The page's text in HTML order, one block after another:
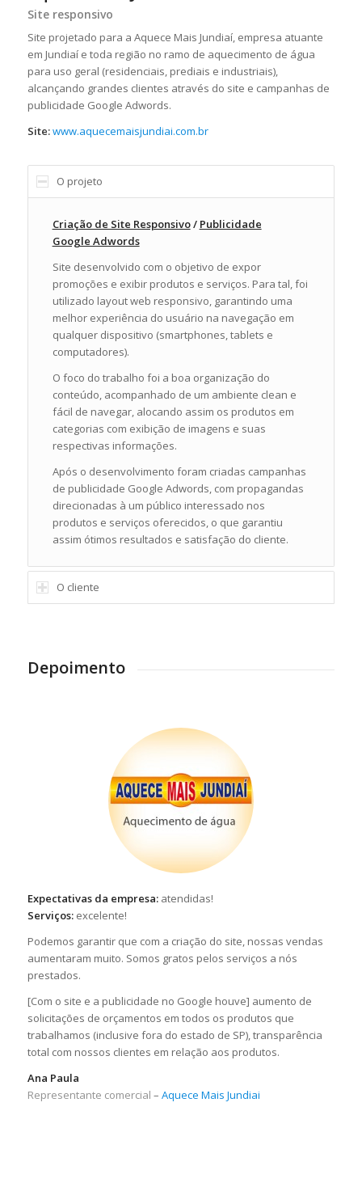
Site responsivo
Site projetado para a Aquece Mais Jundiaí, empresa atuante
em Jundiaí e toda região no ramo de aquecimento de água
para uso geral (residenciais, prediais e industriais),
alcançando grandes clientes através do site e campanhas de
publicidade Google Adwords.
Site:www.aquecemaisjundiai.com.br
O projeto
Criação de Site Responsivo/ Publicidade
Google Adwords
Site desenvolvido com o objetivo de expor
promoções e exibir produtos e serviços. Para tal, foi
utilizado layout web responsivo, garantindo uma
melhor experiência do usuário na navegação em
qualquer dispositivo (smartphones, tablets e
computadores).
O foco do trabalho foi a boa organização do
conteúdo, acompanhado de um ambiente clean e
fácil de navegar, alocando assim os produtos em
categorias com exibição de imagens e suas
respectivas informações.
Após o desenvolvimento foram criadas campanhas
de publicidade Google Adwords, com propagandas
direcionadas à um público interessado nos
produtos e serviços oferecidos, o que garantiu
assim ótimos resultados e satisfação do cliente.
O cliente
Depoimento
Expectativas da empresa: atendidas!
Serviços: excelente!
Podemos garantir que com a criação do site, nossas vendas
aumentaram muito. Somos gratos pelos serviços a nós
prestados.
[Com o site e a publicidade no Google houve] aumento de
solicitações de orçamentos em todos os produtos que
trabalhamos (inclusive fora do estado de SP), transparência
total com nossos clientes em relação aos produtos.
Ana Paula
Representante comercial – Aquece Mais Jundiai